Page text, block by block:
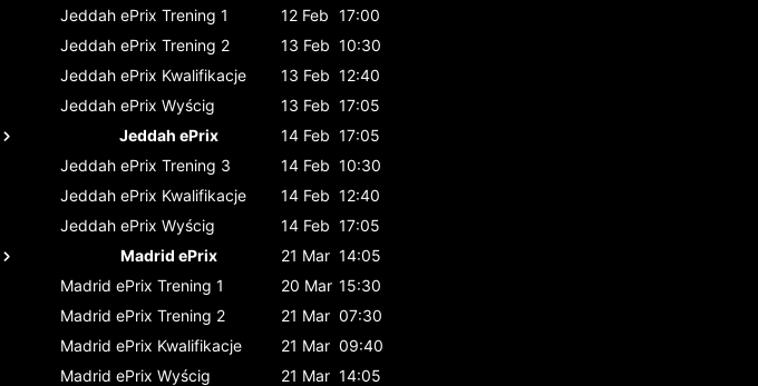
Jeddah ePrix Trening 1 12 Feb 17:00
Jeddah ePrix Trening 2 13 Feb 10:30
Jeddah ePrix Kwalifikacje 13 Feb 12:40
Jeddah ePrix Wyścig 13 Feb 17:05
Jeddah ePrix
14 Feb 17:05
Jeddah ePrix Trening 3 14 Feb 10:30
Jeddah ePrix Kwalifikacje 14 Feb 12:40
Jeddah ePrix Wyścig 14 Feb 17:05
Madrid ePrix
21 Mar 14:05
Madrid ePrix Trening 1 20 Mar 15:30
Madrid ePrix Trening 2 21 Mar 07:30
Madrid ePrix Kwalifikacje 21 Mar 09:40
Madrid ePrix Wyścig 21 Mar 14:05